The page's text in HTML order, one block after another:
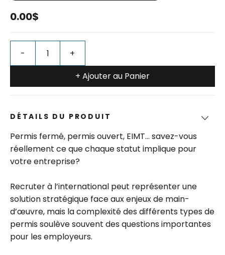
0.00$
+ Ajouter au Panier
DÉTAILS DU PRODUIT
Permis fermé, permis ouvert, EIMT… savez-vous
réellement ce que chaque statut implique pour
votre entreprise?
Recruter à l’international peut représenter une
solution stratégique face aux enjeux de main-
d’œuvre, mais la complexité des différents types de
permis soulève souvent des questions importantes
pour les employeurs.